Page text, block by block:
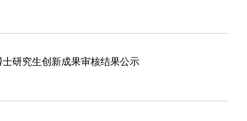
研究生创新成果审核结果公示